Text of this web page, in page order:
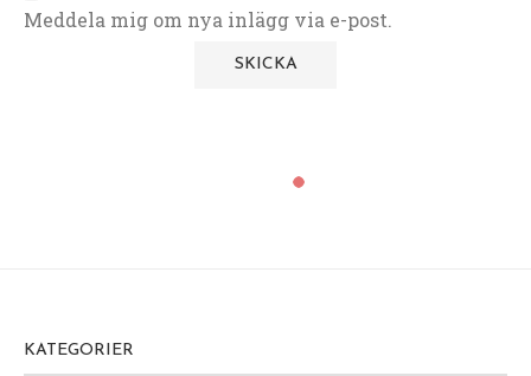
Meddela mig om nya inlägg via e-post.
KATEGORIER